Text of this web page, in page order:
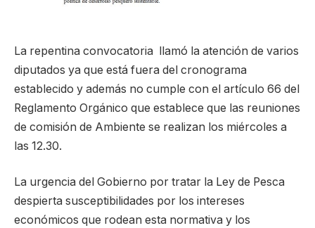
La repentina convocatoria llamó la atención de varios
diputados ya que está fuera del cronograma
establecido y además no cumple con el artículo 66 del
Reglamento Orgánico que establece que las reuniones
de comisión de Ambiente se realizan los miércoles a
las 12.30.
La urgencia del Gobierno por tratar la Ley de Pesca
despierta susceptibilidades por los intereses
económicos que rodean esta normativa y los